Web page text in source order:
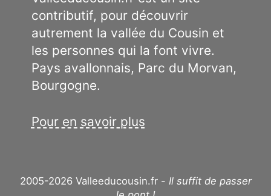
contributif, pour découvrir
autrement la vallée du Cousin et
les personnes qui la font vivre.
Pays avallonnais, Parc du Morvan,
Bourgogne.
Pour en savoir plus
2005-2026 Valleeducousin.fr - Il suffit de passer